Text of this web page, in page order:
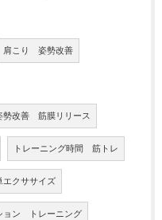
肩こり 姿勢改善
勢改善 筋膜リリース
トレーニング時間 筋トレ
エクササイズ
ョン トレーニング